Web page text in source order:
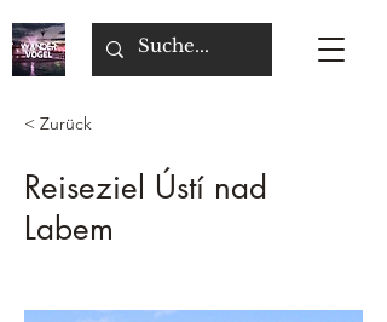
< Zurück
Reiseziel Ústí nad
Labem